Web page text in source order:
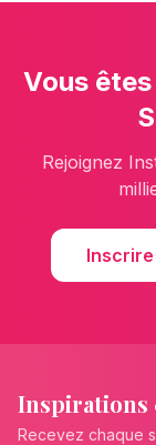
Vous êtes
Rejoignez
Recevez chaque